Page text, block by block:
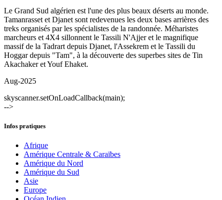
Le Grand Sud algérien est l'une des plus beaux déserts au monde.
Tamanrasset et Djanet sont redevenues les deux bases arrières des
treks organisés par les spécialistes de la randonnée. Méharistes
marcheurs et 4X4 sillonnent le Tassili N'Ajjer et le magnifique
massif de la Tadrart depuis Djanet, l'Assekrem et le Tassili du
Hoggar depuis "Tam", à la découverte des superbes sites de Tin
Akachaker et Youf Ehaket.
Aug-2025
skyscanner.setOnLoadCallback(main);
-->
Infos pratiques
Afrique
Amérique Centrale & Caraïbes
Amérique du Nord
Amérique du Sud
Asie
Europe